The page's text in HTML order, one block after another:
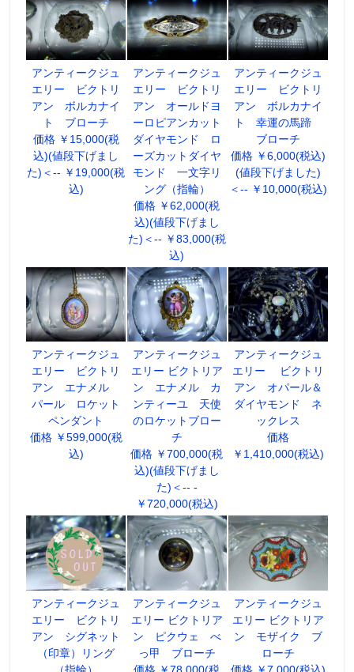
アンティークジュ
エリー ビクトリ
アン ボルカナイ
ト ブローチ
価格 ￥15,000(税
込)(値段下げまし
た)＜-- ￥19,000(税
込)
アンティークジュ
エリー ビクトリ
アン オールドヨ
ーロピアンカット
ダイヤモンド ロ
ーズカットダイヤ
モンド 一文字リ
ング（指輪）
価格 ￥62,000(税
込)(値段下げまし
た)＜-- ￥83,000(税
込)
アンティークジュ
エリー ビクトリ
アン ボルカナイ
ト 幸運の馬蹄
ブローチ
価格 ￥6,000(税込)
(値段下げました)
＜-- ￥10,000(税込)
アンティークジュ
エリー ビクトリ
アン エナメル
パール ロケット
ペンダント
価格 ￥599,000(税
込)
アンティークジュ
エリー ビクトリア
ン エナメル カ
ンティーユ 天使
のロケットブロー
チ
価格 ￥700,000(税
込)(値段下げまし
た)＜-- -
￥720,000(税込)
アンティークジュ
エリー ビクトリ
アン オパール＆
ダイヤモンド ネ
ックレス
価格
￥1,410,000(税込)
アンティークジュ
エリー ビクトリ
アン シグネット
（印章）リング
（指輪）
アンティークジュ
エリー ビクトリア
ン ピクウェ べ
っ甲 ブローチ
価格 ￥78,000(税
アンティークジュ
エリー ビクトリア
ン モザイク ブ
ローチ
価格 ￥7,000(税込)